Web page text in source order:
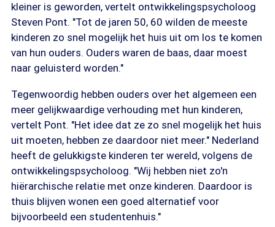
kleiner is geworden, vertelt ontwikkelingspsycholoog
Steven Pont. "Tot de jaren 50, 60 wilden de meeste
kinderen zo snel mogelijk het huis uit om los te komen
van hun ouders. Ouders waren de baas, daar moest
naar geluisterd worden."
Tegenwoordig hebben ouders over het algemeen een
meer gelijkwaardige verhouding met hun kinderen,
vertelt Pont. "Het idee dat ze zo snel mogelijk het huis
uit moeten, hebben ze daardoor niet meer." Nederland
heeft de gelukkigste kinderen ter wereld, volgens de
ontwikkelingspsycholoog. "Wij hebben niet zo'n
hiërarchische relatie met onze kinderen. Daardoor is
thuis blijven wonen een goed alternatief voor
bijvoorbeeld een studentenhuis."